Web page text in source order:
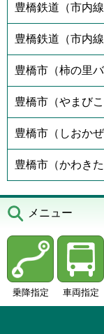
豊橋鉄道（市内線
豊橋鉄道（市内
豊橋市（柿の里バ
豊橋市（やまびこ
豊橋市（しおかぜ
豊橋市（かわきた
メニュー
乗降指定 車両指定